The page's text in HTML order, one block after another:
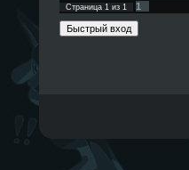
Страница 1из 1 1